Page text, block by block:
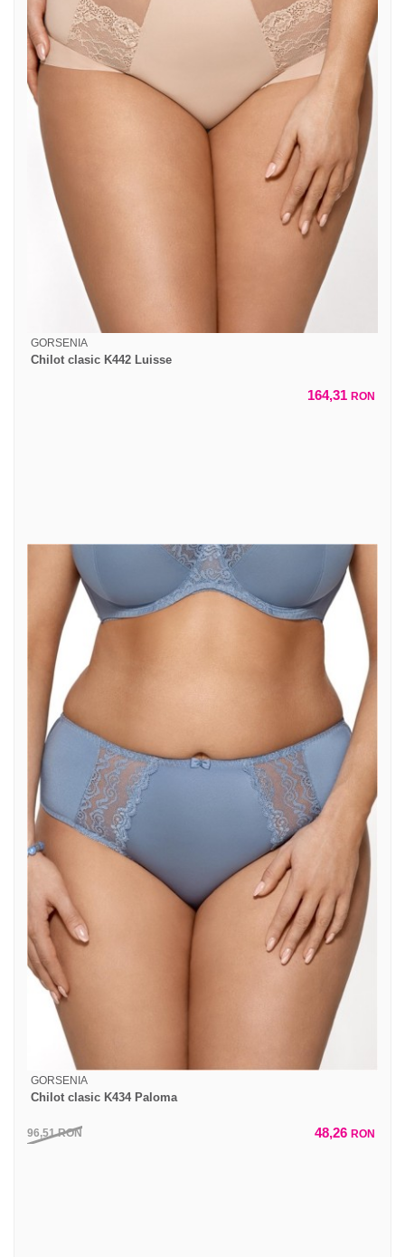
GORSENIA
Chilot clasic K442 Luisse
164,31 RON
GORSENIA
Chilot clasic K434 Paloma
96,51RON 48,26 RON